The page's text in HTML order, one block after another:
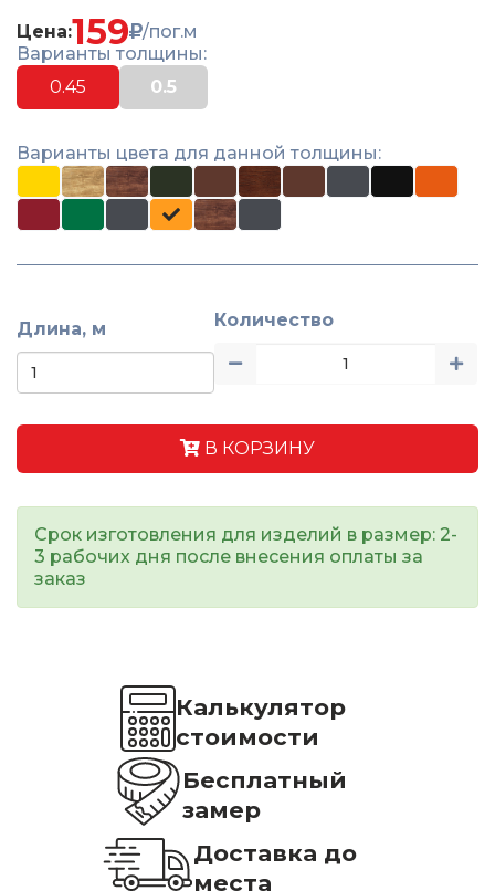
Цена:159
/пог.м
Варианты толщины:
0.45
0.5
Варианты цвета для данной толщины:
Длина, м Количество
В КОРЗИНУ
Срок изготовления для изделий в размер: 2-
3 рабочих дня после внесения оплаты за
заказ
Калькулятор
стоимости
Бесплатный
замер
Доставка до
места